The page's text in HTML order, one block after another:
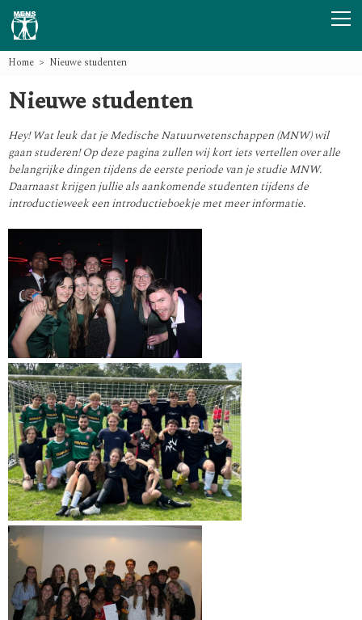
Home Nieuwe studenten
Nieuwe studenten
Hey! Wat leuk dat je Medische Natuurwetenschappen (MNW) wil
gaan studeren! Op deze pagina zullen wij kort iets vertellen over alle
belangrijke dingen tijdens de eerste periode van je studie MNW.
Daarnaast krijgen jullie als aankomende studenten tijdens de
introductieweek een introductieboekje met meer informatie.